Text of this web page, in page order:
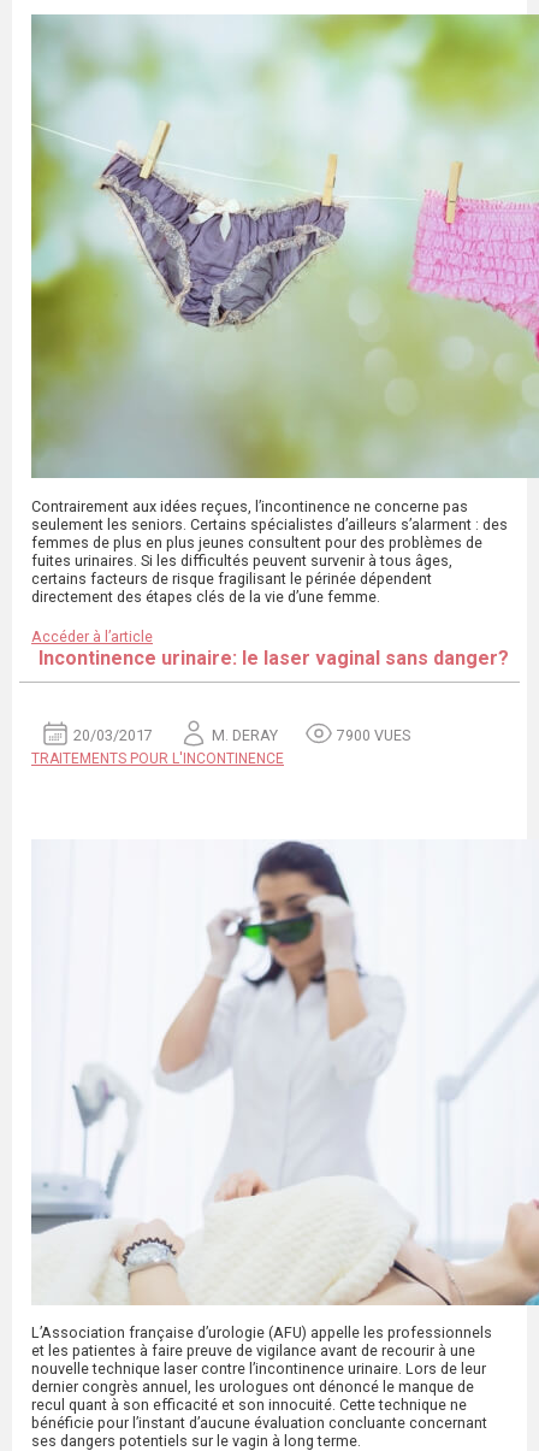
Contrairement aux idées reçues, l’incontinence ne concerne pas
seulement les seniors. Certains spécialistes d’ailleurs s’alarment : des
femmes de plus en plus jeunes consultent pour des problèmes de
fuites urinaires. Si les difficultés peuvent survenir à tous âges,
certains facteurs de risque fragilisant le périnée dépendent
directement des étapes clés de la vie d’une femme.
Accéder à l’article
Incontinence urinaire: le laser vaginal sans danger?
20/03/2017 M. DERAY 7900 VUES
TRAITEMENTS POUR L'INCONTINENCE
L’Association française d’urologie (AFU) appelle les professionnels
et les patientes à faire preuve de vigilance avant de recourir à une
nouvelle technique laser contre l’incontinence urinaire. Lors de leur
dernier congrès annuel, les urologues ont dénoncé le manque de
recul quant à son efficacité et son innocuité. Cette technique ne
bénéficie pour l’instant d’aucune évaluation concluante concernant
ses dangers potentiels sur le vagin à long terme.